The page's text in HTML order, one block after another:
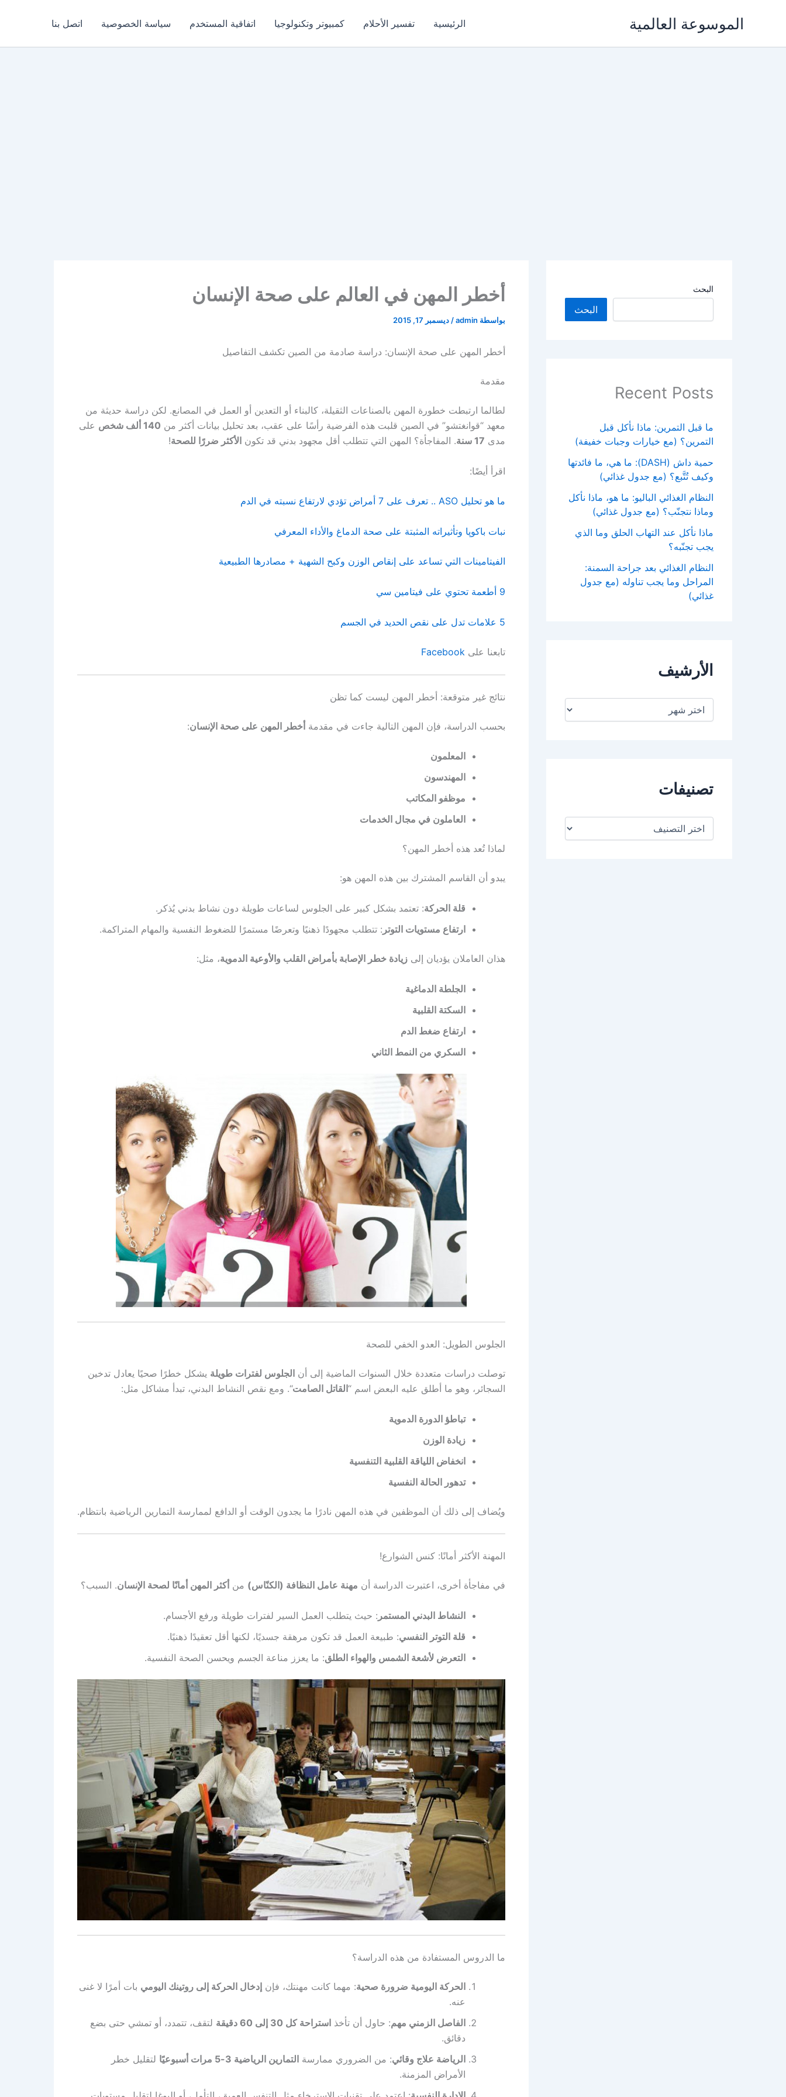
الموسوعة العالمية الرئيسية تفسير الأحلام كمبيوتر وتكنولوجيا اتفاقية المستخدم سياسة الخصوصية اتصل بنا
البحث
البحث
Recent Posts
ما قبل التمرين: ماذا نأكل قبل
التمرين؟ (مع خيارات وجبات خفيفة)
حمية داش (DASH): ما هي، ما فائدتها
وكيف تُتَّبع؟ (مع جدول غذائي)
النظام الغذائي الباليو: ما هو، ماذا نأكل
وماذا نتجنّب؟ (مع جدول غذائي)
ماذا نأكل عند التهاب الحلق وما الذي
يجب تجنّبه؟
النظام الغذائي بعد جراحة السمنة:
المراحل وما يجب تناوله (مع جدول
غذائي)
الأرشيف
تصنيفات
أخطر المهن في العالم على صحة الإنسان
بواسطة admin
/ ديسمبر 17, 2015
أخطر المهن على صحة الإنسان: دراسة صادمة من الصين تكشف التفاصيل
مقدمة
لطالما ارتبطت خطورة المهن بالصناعات الثقيلة، كالبناء أو التعدين أو العمل في المصانع. لكن دراسة حديثة من
معهد “قوانغتشو” في الصين قلبت هذه الفرضية رأسًا على عقب، بعد تحليل بيانات أكثر من 140 ألف شخص
على
مدى 17 سنة . المفاجأة؟ المهن التي تتطلب أقل مجهود بدني قد تكون الأكثر ضررًا للصحة!
اقرأ أيضًا:
ما هو تحليل ASO .. تعرف على 7 أمراض تؤدي لارتفاع نسبته في الدم
نبات باكوپا وتأثيراته المثبتة على صحة الدماغ والأداء المعرفي
الفيتامينات التي تساعد على إنقاص الوزن وكبح الشهية + مصادرها الطبيعية
9 أطعمة تحتوي على فيتامين سي
5 علامات تدل على نقص الحديد في الجسم
تابعنا على Facebook
نتائج غير متوقعة: أخطر المهن ليست كما تظن
بحسب الدراسة، فإن المهن التالية جاءت في مقدمة أخطر المهن على صحة الإنسان:
المعلمون
المهندسون
موظفو المكاتب
العاملون في مجال الخدمات
لماذا تُعد هذه أخطر المهن؟
يبدو أن القاسم المشترك بين هذه المهن هو:
قلة الحركة: تعتمد بشكل كبير على الجلوس لساعات طويلة دون نشاط بدني يُذكر.
ارتفاع مستويات التوتر : تتطلب مجهودًا ذهنيًا وتعرضًا مستمرًا للضغوط النفسية والمهام المتراكمة.
هذان العاملان يؤديان إلى زيادة خطر الإصابة بأمراض القلب والأوعية الدموية، مثل:
الجلطة الدماغية
السكتة القلبية
ارتفاع ضغط الدم
السكري من النمط الثاني
الجلوس الطويل: العدو الخفي للصحة
توصلت دراسات متعددة خلال السنوات الماضية إلى أن الجلوس لفترات طويلة يشكل خطرًا صحيًا يعادل تدخين
السجائر، وهو ما أطلق عليه البعض اسم “ القاتل الصامت“. ومع نقص النشاط البدني، تبدأ مشاكل مثل:
تباطؤ الدورة الدموية
زيادة الوزن
انخفاض اللياقة القلبية التنفسية
تدهور الحالة النفسية
ويُضاف إلى ذلك أن الموظفين في هذه المهن نادرًا ما يجدون الوقت أو الدافع لممارسة التمارين الرياضية بانتظام.
المهنة الأكثر أمانًا: كنس الشوارع!
في مفاجأة أخرى، اعتبرت الدراسة أن مهنة عامل النظافة (الكنّاس) من أكثر المهن أمانًا لصحة الإنسان. السبب؟
النشاط البدني المستمر : حيث يتطلب العمل السير لفترات طويلة ورفع الأجسام.
قلة التوتر النفسي: طبيعة العمل قد تكون مرهقة جسديًا، لكنها أقل تعقيدًا ذهنيًا.
التعرض لأشعة الشمس والهواء الطلق: ما يعزز مناعة الجسم ويحسن الصحة النفسية.
ما الدروس المستفادة من هذه الدراسة؟
الحركة اليومية ضرورة صحية: مهما كانت مهنتك، فإن إدخال الحركة إلى روتينك اليومي بات أمرًا لا غنى
عنه.
الفاصل الزمني مهم: حاول أن تأخذ استراحة كل 30 إلى 60 دقيقة
لتقف، تتمدد، أو تمشي حتى بضع
دقائق.
الرياضة علاج وقائي: من الضروري ممارسة التمارين الرياضية 3-5 مرات أسبوعيًا
لتقليل خطر
الأمراض المزمنة.